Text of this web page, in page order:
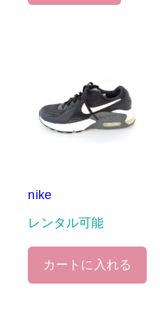
nike
レンタル可能
カートに入れる